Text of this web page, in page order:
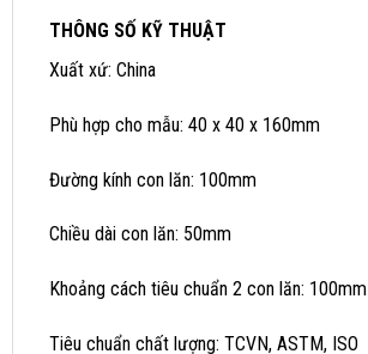
THÔNG SỐ KỸ THUẬT
Xuất xứ: China
Phù hợp cho mẫu: 40 x 40 x 160mm
Đường kính con lăn: 100mm
Chiều dài con lăn: 50mm
Khoảng cách tiêu chuẩn 2 con lăn: 100mm
Tiêu chuẩn chất lượng: TCVN, ASTM, ISO